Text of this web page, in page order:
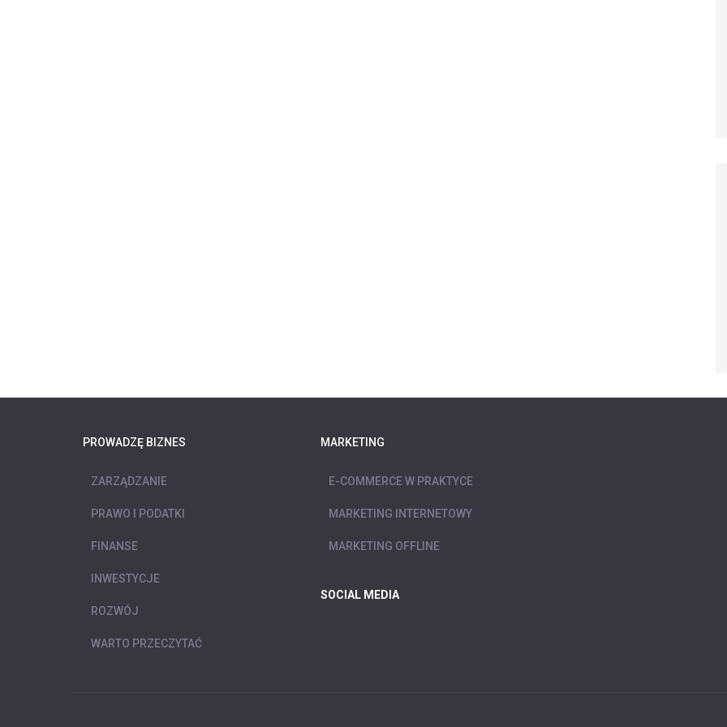
PROWADZĘ BIZNES
ZARZĄDZANIE
PRAWO I PODATKI
FINANSE
INWESTYCJE
ROZWÓJ
WARTO PRZECZYTAĆ
MARKETING
E-COMMERCE W PRAKTYCE
MARKETING INTERNETOWY
MARKETING OFFLINE
SOCIAL MEDIA